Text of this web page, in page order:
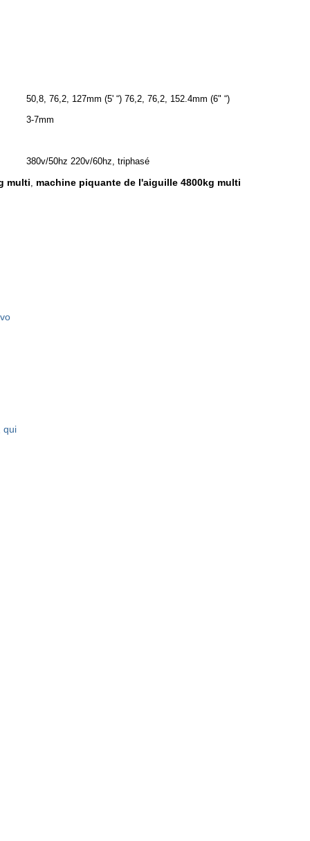
50,8, 76,2, 127mm (5' “) 76,2, 76,2, 152.4mm (6" “)
3-7mm
380v/50hz 220v/60hz, triphasé
multi, machine piquante de l'aiguille 4800kg multi
qui